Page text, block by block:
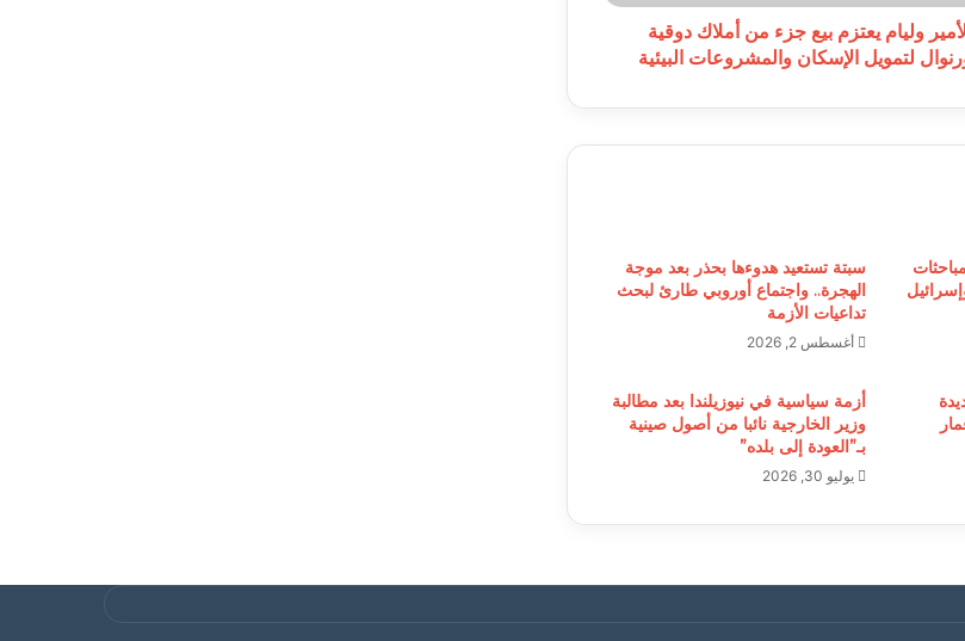
وليام يعتزم بيع جزء من أملاك دوقية
لتمويل الإسكان والمشروعات البيئية
سبتة تستعيد هدوءها بحذر بعد موجة
الهجرة.. واجتماع أوروبي طارئ لبحث
تداعيات الأزمة
أغسطس 2, 2026
أزمة سياسية في نيوزيلندا بعد مطالبة
وزير الخارجية نائبا من أصول صينية
بـ”العودة إلى بلده”
يوليو 30, 2026